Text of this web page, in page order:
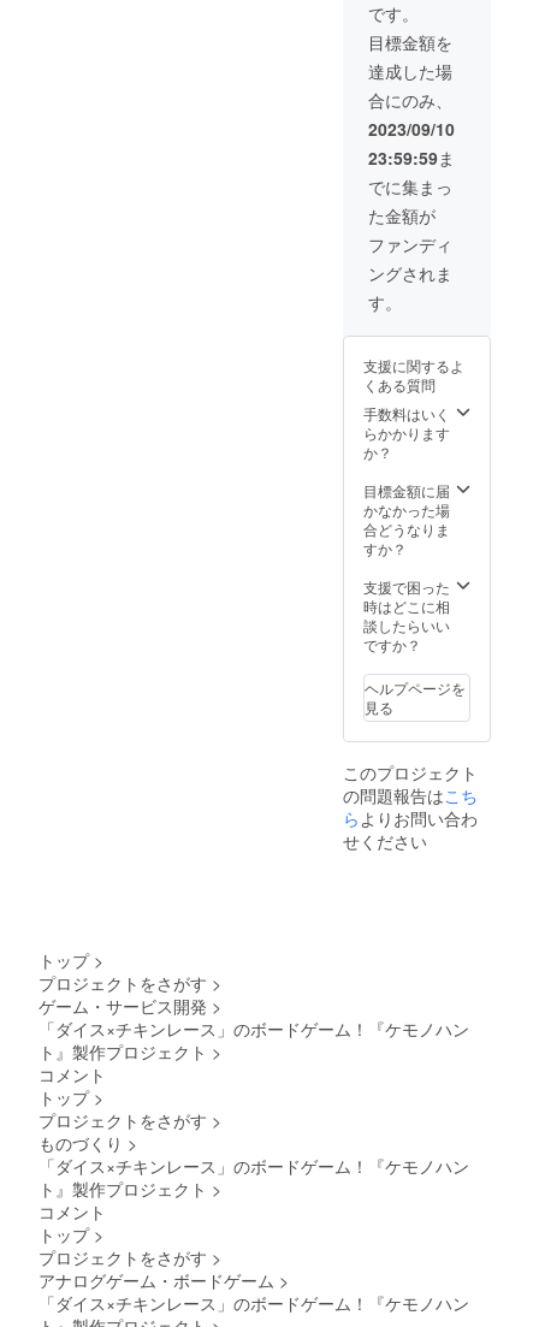
ちらも
通常販
売価格
1,500
円！)が
購入で
きる超
特価プ
ランで
す。 リ
ターン
内容 ■
ケモノ
■アクリ
ンド(ケ
モノ) ■
ダイス
トレイ
ンド(ハ
ンター5
種各1
て！あ
にまる
ず ■
げっ
です。
目標金額を
達成した場
合にのみ、
2023/09/10
23:59:59ま
でに集まっ
た金額が
ファンディ
ングされま
す。
支援に関するよ
くある質問
手数料はいく
らかかります
か？
目標金額に届
かなかった場
合どうなりま
すか？
支援で困った
時はどこに相
談したらいい
ですか？
ヘルプページを
見る
このプロジェクト
の問題報告はこち
らよりお問い合わ
せください
トップ >
プロジェクトをさがす >
ゲーム・サービス開発 >
「ダイス×チキンレース」のボードゲーム！『ケモノハン
ト』製作プロジェクト >
コメント
トップ >
プロジェクトをさがす >
ものづくり >
「ダイス×チキンレース」のボードゲーム！『ケモノハン
ト』製作プロジェクト >
コメント
トップ >
プロジェクトをさがす >
アナログゲーム・ボードゲーム >
「ダイス×チキンレース」のボードゲーム！『ケモノハン